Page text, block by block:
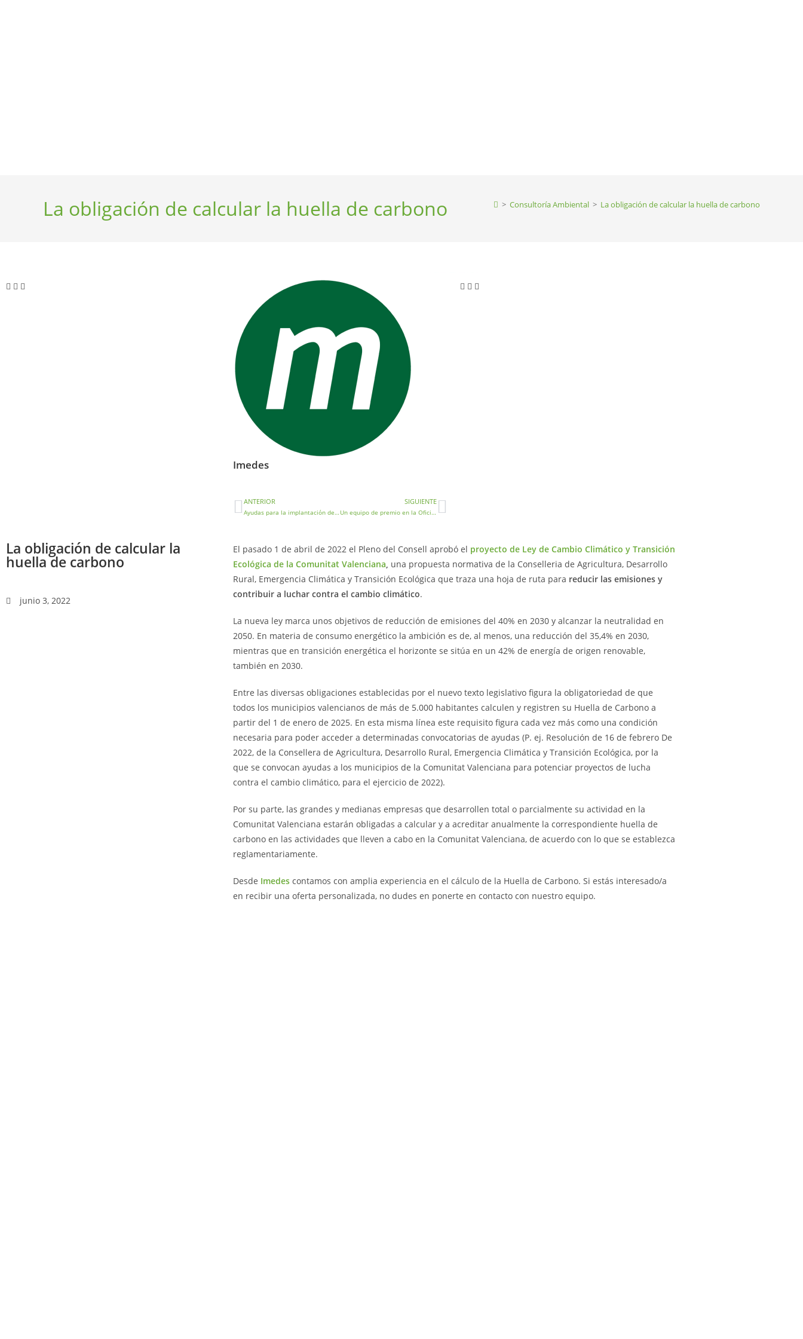
La obligación de calcular la huella de carbono > Consultoría Ambiental > La obligación de calcular la huella de carbono
Imedes
ANTERIOR
Ayudas para la implantación de nuevas recogidas separadas
SIGUIENTE
Un equipo de premio en la Oficina de la Energía de Valencia
La obligación de calcular la
huella de carbono
junio 3, 2022
El pasado 1 de abril de 2022 el Pleno del Consell aprobó el proyecto de Ley de Cambio Climático y Transición
Ecológica de la Comunitat Valenciana, una propuesta normativa de la Conselleria de Agricultura, Desarrollo
Rural, Emergencia Climática y Transición Ecológica que traza una hoja de ruta para reducir las emisiones y
contribuir a luchar contra el cambio climático.
La nueva ley marca unos objetivos de reducción de emisiones del 40% en 2030 y alcanzar la neutralidad en
2050. En materia de consumo energético la ambición es de, al menos, una reducción del 35,4% en 2030,
mientras que en transición energética el horizonte se sitúa en un 42% de energía de origen renovable,
también en 2030.
Entre las diversas obligaciones establecidas por el nuevo texto legislativo figura la obligatoriedad de que
todos los municipios valencianos de más de 5.000 habitantes calculen y registren su Huella de Carbono a
partir del 1 de enero de 2025. En esta misma línea este requisito figura cada vez más como una condición
necesaria para poder acceder a determinadas convocatorias de ayudas (P. ej. Resolución de 16 de febrero De
2022, de la Consellera de Agricultura, Desarrollo Rural, Emergencia Climática y Transición Ecológica, por la
que se convocan ayudas a los municipios de la Comunitat Valenciana para potenciar proyectos de lucha
contra el cambio climático, para el ejercicio de 2022).
Por su parte, las grandes y medianas empresas que desarrollen total o parcialmente su actividad en la
Comunitat Valenciana estarán obligadas a calcular y a acreditar anualmente la correspondiente huella de
carbono en las actividades que lleven a cabo en la Comunitat Valenciana, de acuerdo con lo que se establezca
reglamentariamente.
Desde Imedescontamos con amplia experiencia en el cálculo de la Huella de Carbono. Si estás interesado/a
en recibir una oferta personalizada, no dudes en ponerte en contacto con nuestro equipo.